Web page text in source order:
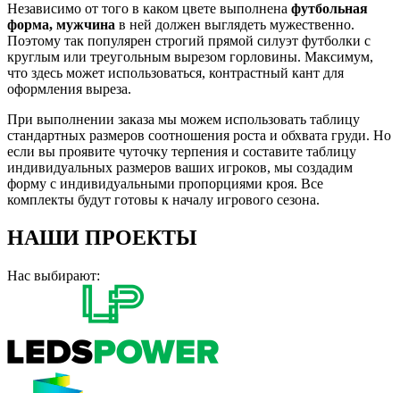
Независимо от того в каком цвете выполнена футбольная
форма, мужчина в ней должен выглядеть мужественно.
Поэтому так популярен строгий прямой силуэт футболки с
круглым или треугольным вырезом горловины. Максимум,
что здесь может использоваться, контрастный кант для
оформления выреза.
При выполнении заказа мы можем использовать таблицу
стандартных размеров соотношения роста и обхвата груди. Но
если вы проявите чуточку терпения и составите таблицу
индивидуальных размеров ваших игроков, мы создадим
форму с индивидуальными пропорциями кроя. Все
комплекты будут готовы к началу игрового сезона.
НАШИ ПРОЕКТЫ
Нас выбирают: